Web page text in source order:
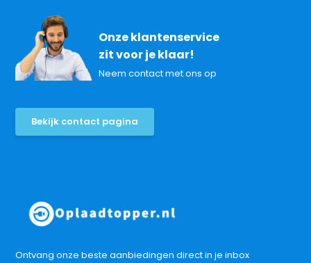
Onze klantenservice
zit voor je klaar!
Neem contact met ons op
Bekijk contact pagina
Ontvang onze beste aanbiedingen direct in je inbox